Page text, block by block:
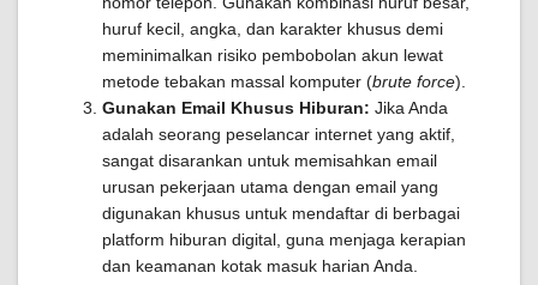
huruf kecil, angka, dan karakter khusus demi
meminimalkan risiko pembobolan akun lewat
metode tebakan massal komputer (brute force).
Gunakan Email Khusus Hiburan: Jika Anda
adalah seorang peselancar internet yang aktif,
sangat disarankan untuk memisahkan email
urusan pekerjaan utama dengan email yang
digunakan khusus untuk mendaftar di berbagai
platform hiburan digital, guna menjaga kerapian
dan keamanan kotak masuk harian Anda.